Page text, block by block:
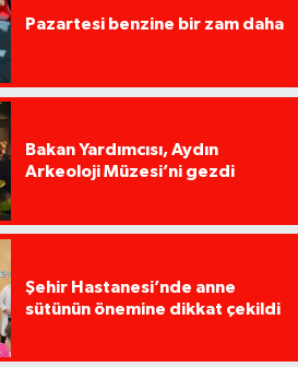
Pazartesi benzine bir zam daha
Bakan Yardımcısı, Aydın
Arkeoloji Müzesi’ni gezdi
Şehir Hastanesi’nde anne
sütünün önemine dikkat çekildi